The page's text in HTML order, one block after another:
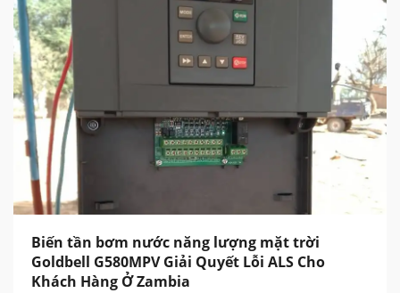
Biến tần bơm nước năng lượng mặt trời
Goldbell G580MPV Giải Quyết Lỗi ALS Cho
Khách Hàng Ở Zambia